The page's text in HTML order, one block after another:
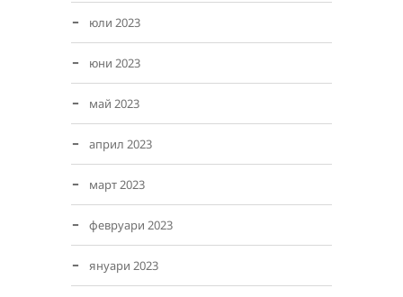
юли 2023
юни 2023
май 2023
април 2023
март 2023
февруари 2023
януари 2023